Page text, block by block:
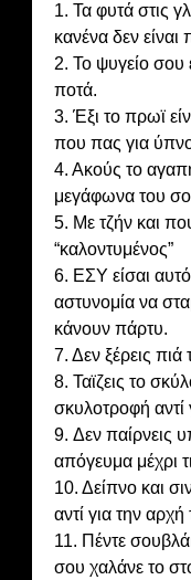
1. Τα φυτά στις
κανένα δεν
2. Το ψυγείο σου
ποτά.
3. Έξι το πρωϊ
που πας για
4. Ακούς το
μεγάφωνα του
5. Με τζήν και
“καλοντυμένος”
6. ΕΣΥ είσαι
αστυνομία να
κάνουν πάρτυ.
7. Δεν ξέρεις πιά
8. Ταϊζεις το
σκυλοτροφή
9. Δεν παίρνεις
απόγευμα μέχρι
10. Δείπνο και
αντί για την αρχή
11. Πέντε
σου χαλάνε το